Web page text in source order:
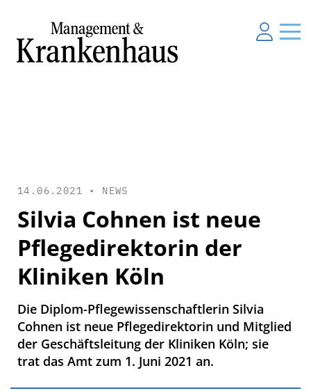
14.06.2021 • NEWS
Silvia Cohnen ist neue
Pflegedirektorin der
Kliniken Köln
Die Diplom-Pflegewissenschaftlerin Silvia
Cohnen ist neue Pflegedirektorin und Mitglied
der Geschäftsleitung der Kliniken Köln; sie
trat das Amt zum 1. Juni 2021 an.